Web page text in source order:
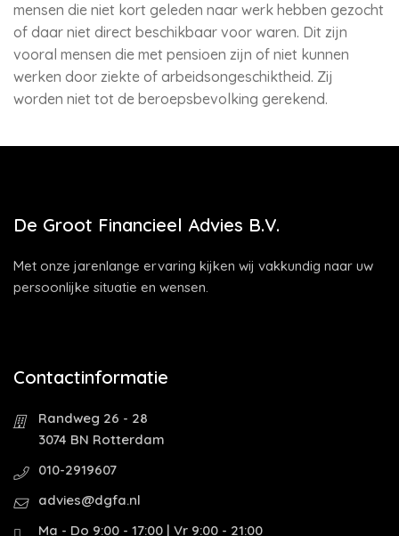
mensen die niet kort geleden naar werk hebben gezocht
of daar niet direct beschikbaar voor waren. Dit zijn
vooral mensen die met pensioen zijn of niet kunnen
werken door ziekte of arbeidsongeschiktheid. Zij
worden niet tot de beroepsbevolking gerekend.
De Groot Financieel Advies B.V.
Met onze jarenlange ervaring kijken wij vakkundig naar uw
persoonlijke situatie en wensen.
Contactinformatie
Randweg 26 - 28
3074 BN Rotterdam
010-2919607
advies@dgfa.nl
Ma - Do 9:00 - 17:00 | Vr 9:00 - 21:00